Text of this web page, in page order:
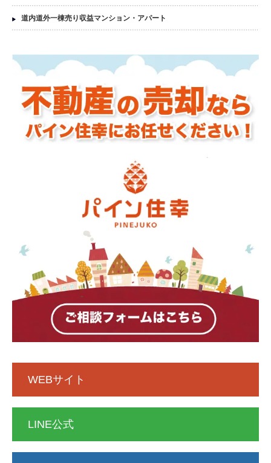
道内道外一棟売り収益マンション・アパート
WEBサイト
LINE公式